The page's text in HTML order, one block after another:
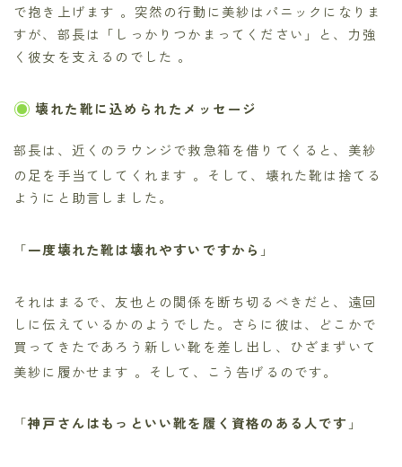
で抱き上げます 。突然の行動に美紗はパニックになりま
すが、部長は「しっかりつかまってください」と、力強
く彼女を支えるのでした 。
壊れた靴に込められたメッセージ
部長は、近くのラウンジで救急箱を借りてくると、美紗
の足を手当てしてくれます 。そして、壊れた靴は捨てる
ようにと助言しました。
「一度壊れた靴は壊れやすいですから 」
それはまるで、友也との関係を断ち切るべきだと、遠回
しに伝えているかのようでした。さらに彼は、どこかで
買ってきたであろう新しい靴を差し出し、ひざまずいて
美紗に履かせます 。そして、こう告げるのです。
「神戸さんはもっといい靴を履く資格のある人です 」